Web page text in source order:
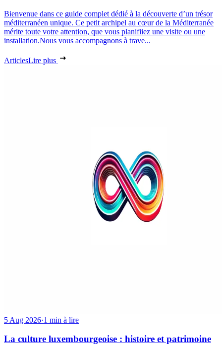
Bienvenue dans ce guide complet dédié à la découverte d’un trésor
méditerranéen unique. Ce petit archipel au cœur de la Méditerranée
mérite toute votre attention, que vous planifiiez une visite ou une
installation.Nous vous accompagnons à trave...
ArticlesLire plus
5 Aug 2026·1 min à lire
La culture luxembourgeoise : histoire et patrimoine